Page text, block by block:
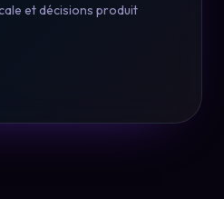
et décisions produit